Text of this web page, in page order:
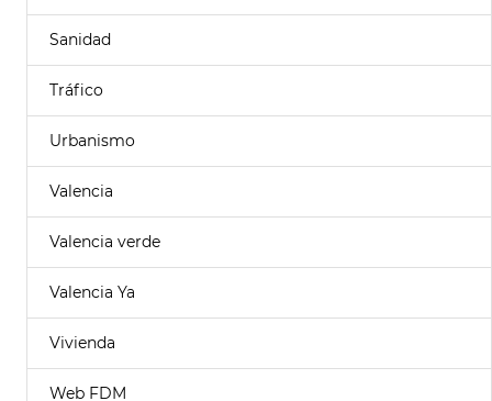
Sanidad
Tráfico
Urbanismo
Valencia
Valencia verde
Valencia Ya
Vivienda
Web FDM